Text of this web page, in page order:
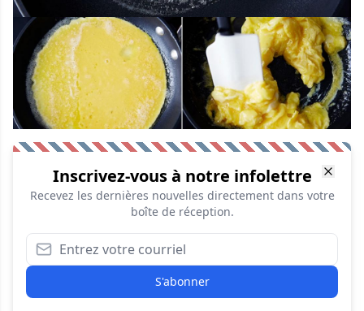
Inscrivez-vous à notre infolettre
Recevez les dernières nouvelles directement dans votre
boîte de réception.
S'abonner